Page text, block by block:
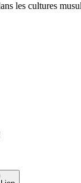
les cultures